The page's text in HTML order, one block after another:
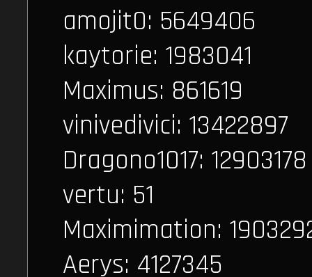
amojit0: 5649406
kaytorie: 1983041
Maximus: 861619
vinivedivici: 13422897
Dragono1017: 12903178
vertu: 51
Maximimation:
Aerys: 4127345